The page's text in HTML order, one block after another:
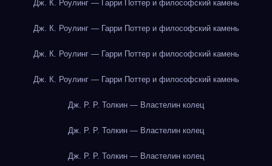
Дж. К. Роулинг — Гарри Поттер и философский камень
Дж. К. Роулинг — Гарри Поттер и философский камень
Дж. К. Роулинг — Гарри Поттер и философский камень
Дж. К. Роулинг — Гарри Поттер и философский камень
Дж. Р. Р. Толкин — Властелин колец
Дж. Р. Р. Толкин — Властелин колец
Дж. Р. Р. Толкин — Властелин колец